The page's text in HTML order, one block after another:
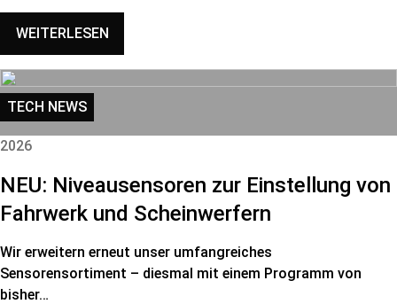
WEITERLESEN
TECH NEWS
2026
NEU: Niveausensoren zur Einstellung von
Fahrwerk und Scheinwerfern
Wir erweitern erneut unser umfangreiches
Sensorensortiment – diesmal mit einem Programm von
bisher…